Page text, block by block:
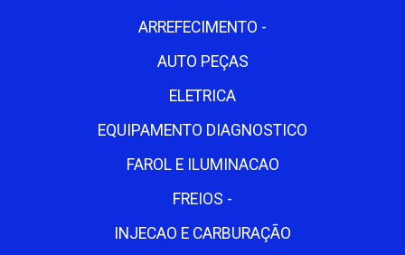
ARREFECIMENTO -
AUTO PEÇAS
ELETRICA
EQUIPAMENTO DIAGNOSTICO
FAROL E ILUMINACAO
FREIOS -
INJECAO E CARBURAÇÃO